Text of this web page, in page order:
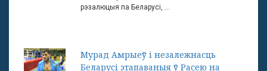
рэзалюцыя па Беларусі, ...
Мурад Амрыеў і незалежнасць
Беларусі этапаваныя ў Расею на